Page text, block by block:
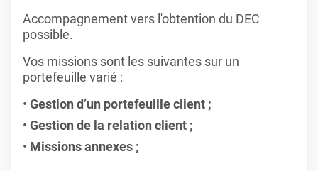
Accompagnement vers l'obtention du DEC
possible.
Vos missions sont les suivantes sur un
portefeuille varié :
Gestion d’un portefeuille client ;
Gestion de la relation client ;
Missions annexes ;